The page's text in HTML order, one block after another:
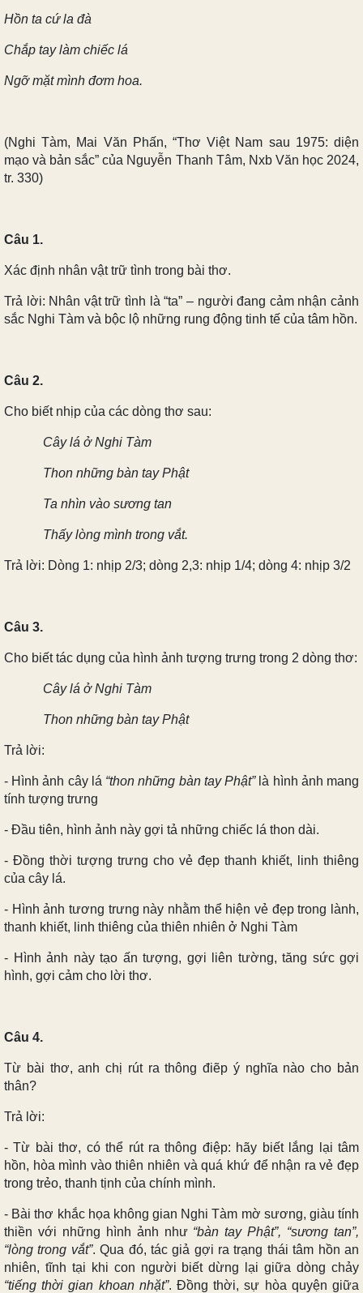
Hồn ta cứ la đà
Chắp tay làm chiếc lá
Ngỡ mặt mình đơm hoa.
(Nghi Tàm, Mai Văn Phấn, “Thơ Việt Nam sau 1975: diện
mạo và bản sắc” của Nguyễn Thanh Tâm, Nxb Văn học 2024,
tr. 330)
Câu 1.
Xác định nhân vật trữ tình trong bài thơ.
Trả lời: Nhân vật trữ tình là “ta” – người đang cảm nhận cảnh
sắc Nghi Tàm và bộc lộ những rung động tinh tế của tâm hồn.
Câu 2.
Cho biết nhịp của các dòng thơ sau:
Cây lá ở Nghi Tàm
Thon những bàn tay Phật
Ta nhìn vào sương tan
Thấy lòng mình trong vắt.
Trả lời: Dòng 1: nhịp 2/3; dòng 2,3: nhịp 1/4; dòng 4: nhịp 3/2
Câu 3.
Cho biết tác dụng của hình ảnh tượng trưng trong 2 dòng thơ:
Cây lá ở Nghi Tàm
Thon những bàn tay Phật
Trả lời:
- Hình ảnh cây lá “thon những bàn tay Phật”là hình ảnh mang
tính tượng trưng
- Đầu tiên, hình ảnh này gợi tả những chiếc lá thon dài.
- Đồng thời tượng trưng cho vẻ đẹp thanh khiết, linh thiêng
của cây lá.
- Hình ảnh tương trưng này nhằm thể hiện vẻ đẹp trong lành,
thanh khiết, linh thiêng của thiên nhiên ở Nghi Tàm
- Hình ảnh này tạo ấn tượng, gợi liên tường, tăng sức gợi
hình, gợi cảm cho lời thơ.
Câu 4.
Từ bài thơ, anh chị rút ra thông điẽp ý nghĩa nào cho bản
thân?
Trả lời:
- Từ bài thơ, có thể rút ra thông điệp: hãy biết lắng lại tâm
hồn, hòa mình vào thiên nhiên và quá khứ để nhận ra vẻ đẹp
trong trẻo, thanh tịnh của chính mình.
- Bài thơ khắc họa không gian Nghi Tàm mờ sương, giàu tính
thiền với những hình ảnh như “bàn tay Phật”, “sương tan”,
“lòng trong vắt”. Qua đó, tác giả gợi ra trạng thái tâm hồn an
nhiên, tĩnh tại khi con người biết dừng lại giữa dòng chảy
“tiếng thời gian khoan nhặt”. Đồng thời, sự hòa quyện giữa